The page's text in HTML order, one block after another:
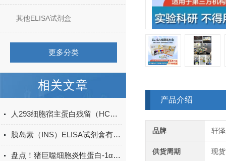
其他ELISA试剂盒
更多分类
相关文章
人293细胞宿主蛋白残留（HCP）ELISA检测试剂盒产品升级
胰岛素（INS）ELISA试剂盒有哪些应用领域？
盘点！猪巨噬细胞炎性蛋白-1α(MIP-1α)elisa试剂盒应用详解
产品介绍
品牌 轩
供货周期 现货